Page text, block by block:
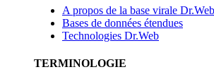
A propos de la base virale Dr.Web
Bases de données étendues
Technologies Dr.Web
TERMINOLOGIE